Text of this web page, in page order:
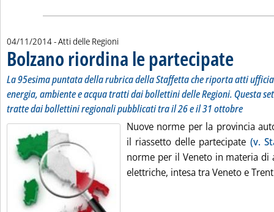
04/11/2014- Atti delle Regioni
Bolzano riordina le partecipate
La 95esima puntata della rubrica della Staffetta che riporta atti
energia, ambiente e acqua tratti dai bollettini delle Regioni. Questa
tratte dai bollettini regionali pubblicati tra il 26 e il 31 ottobre
Nuove norme per la provincia
il riassetto delle partecipate (v.
norme per il Veneto in materia di
elettriche, intesa tra Veneto e